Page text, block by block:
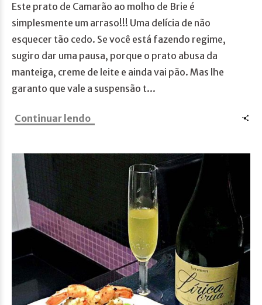
Este prato de Camarão ao molho de Brie é
simplesmente um arraso!!! Uma delícia de não
esquecer tão cedo. Se você está fazendo regime,
sugiro dar uma pausa, porque o prato abusa da
manteiga, creme de leite e ainda vai pão. Mas lhe
garanto que vale a suspensão t...
Continuar lendo